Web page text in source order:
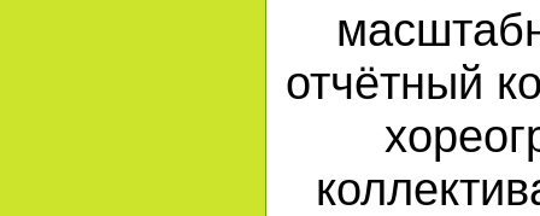
отчётный